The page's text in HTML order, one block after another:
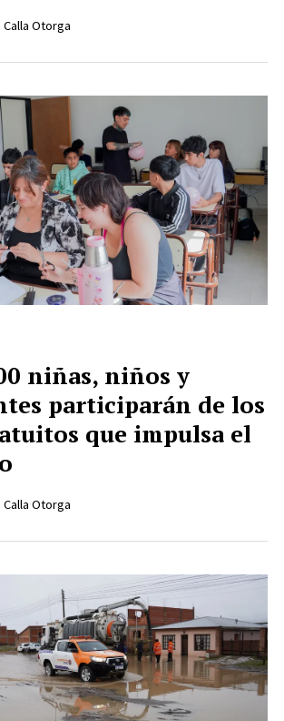
Calla Otorga
niñas, niños y
participarán de los
que impulsa el
Calla Otorga